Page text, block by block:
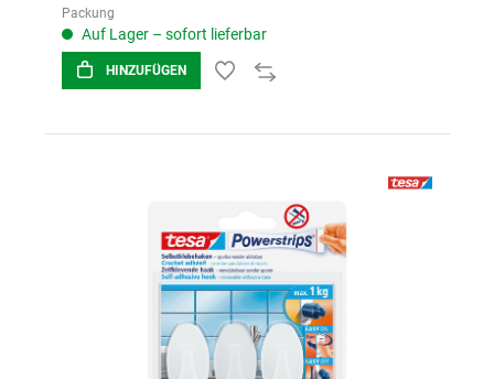
Packung
Auf Lager – sofort lieferbar
HINZUFÜGEN